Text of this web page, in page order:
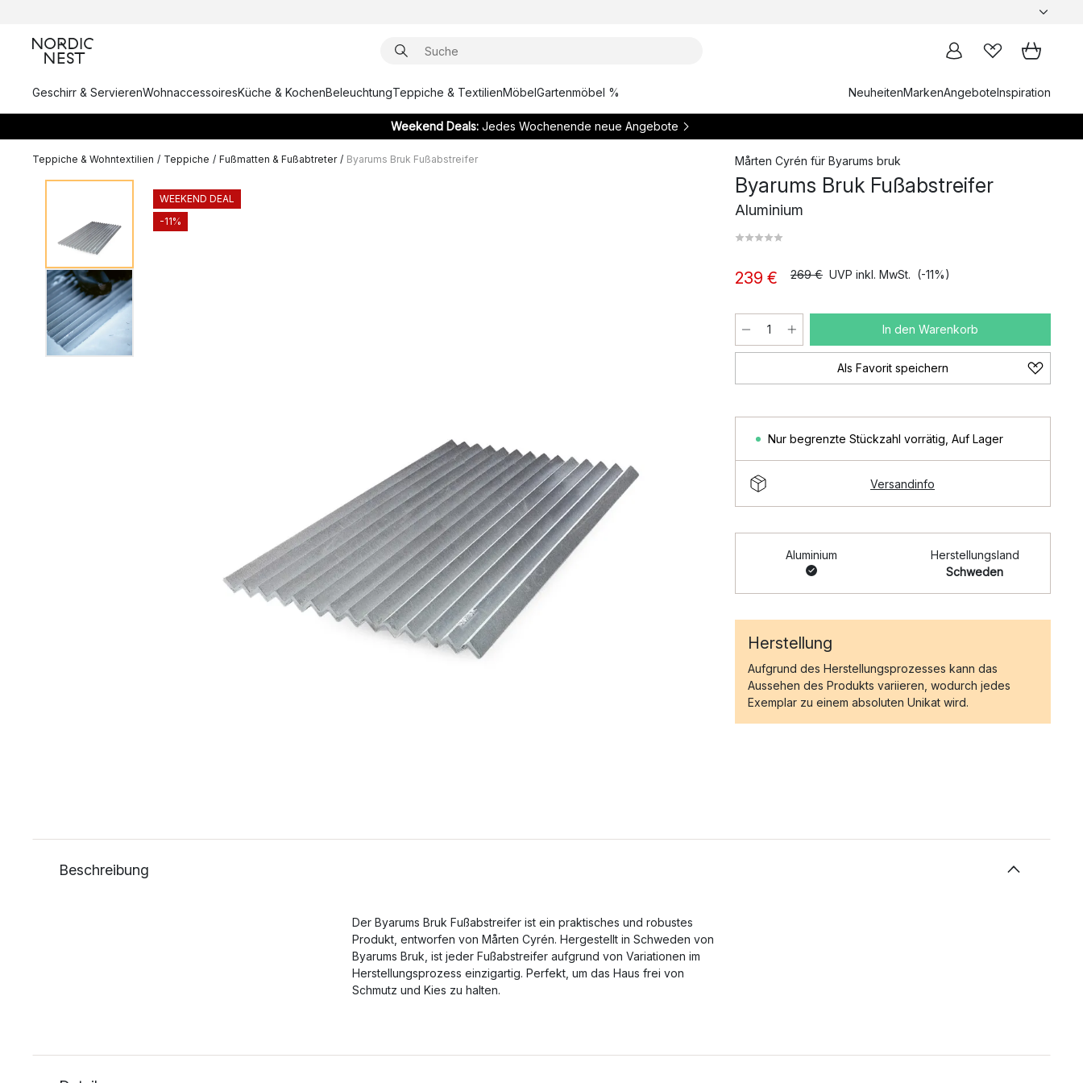
Geschirr & ServierenWohnaccessoiresKüche & KochenBeleuchtungTeppiche & TextilienMöbelGartenmöbel % NeuheitenMarkenAngeboteInspiration
Weekend Deals:Jedes Wochenende neue Angebote
Teppiche & Wohntextilien / Teppiche / Fußmatten & Fußabtreter / Byarums Bruk Fußabstreifer
WEEKEND DEAL
-11%
Mårten Cyrén für Byarums bruk
Byarums Bruk Fußabstreifer
Aluminium
239 € 269 € UVP inkl. MwSt. (-11%)
In den Warenkorb
Als Favorit speichern
Nur begrenzte Stückzahl vorrätig Auf Lager
Versandinfo
Aluminium
Herstellungsland
Schweden
Herstellung
Aufgrund des Herstellungsprozesses kann das
Aussehen des Produkts variieren, wodurch jedes
Exemplar zu einem absoluten Unikat wird.
Beschreibung
Der Byarums Bruk Fußabstreifer ist ein praktisches und robustes
Produkt, entworfen von Mårten Cyrén. Hergestellt in Schweden von
Byarums Bruk, ist jeder Fußabstreifer aufgrund von Variationen im
Herstellungsprozess einzigartig. Perfekt, um das Haus frei von
Schmutz und Kies zu halten.